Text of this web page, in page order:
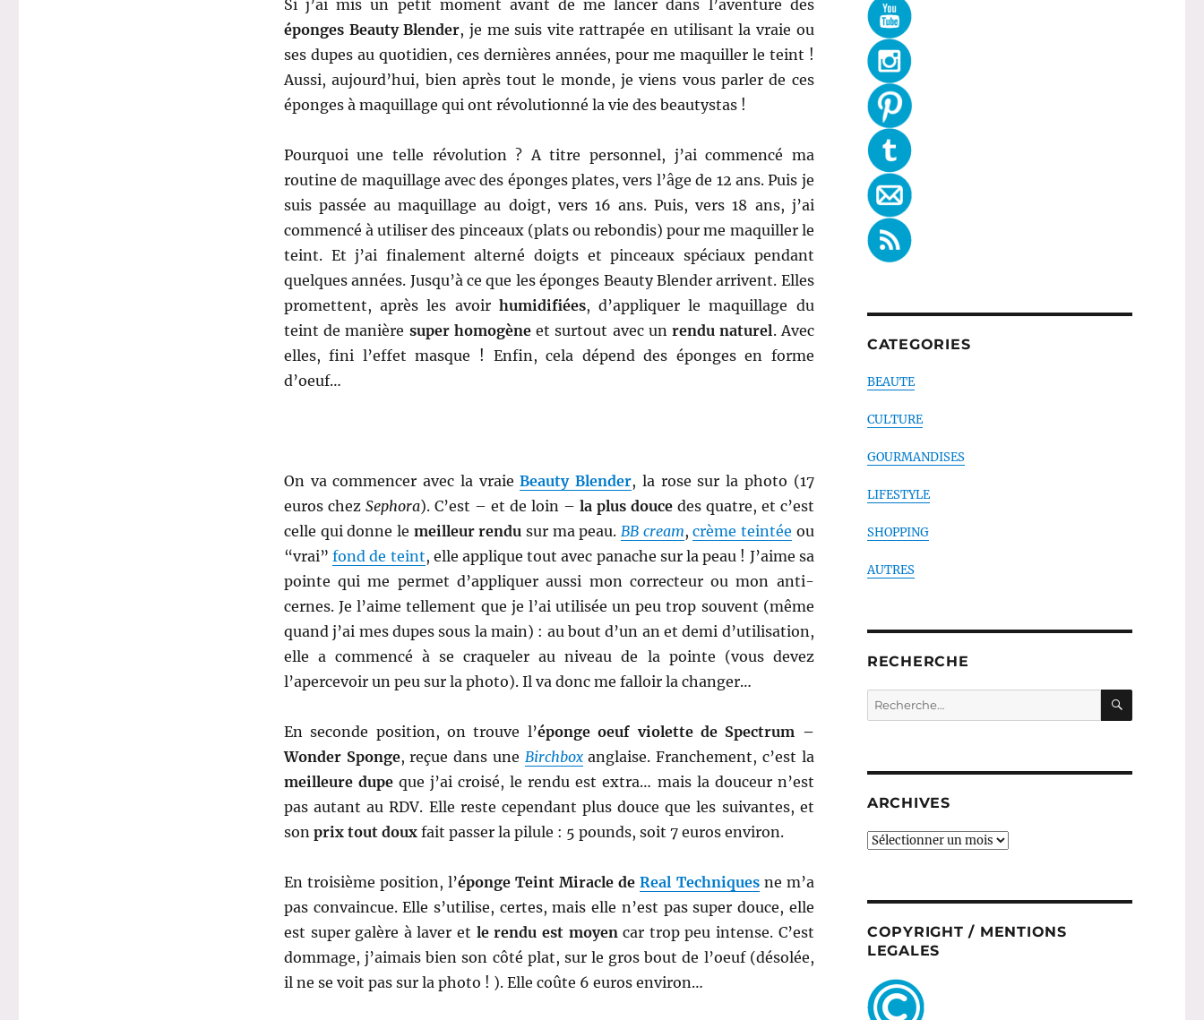
Si j’ai mis un petit moment avant de me lancer dans l’aventure des
éponges Beauty Blender, je me suis vite rattrapée en utilisant la vraie ou
ses dupes au quotidien, ces dernières années, pour me maquiller le teint !
Aussi, aujourd’hui, bien après tout le monde, je viens vous parler de ces
éponges à maquillage qui ont révolutionné la vie des beautystas !
Pourquoi une telle révolution ? A titre personnel, j’ai commencé ma
routine de maquillage avec des éponges plates, vers l’âge de 12 ans. Puis je
suis passée au maquillage au doigt, vers 16 ans. Puis, vers 18 ans, j’ai
commencé à utiliser des pinceaux (plats ou rebondis) pour me maquiller le
teint. Et j’ai finalement alterné doigts et pinceaux spéciaux pendant
quelques années. Jusqu’à ce que les éponges Beauty Blender arrivent. Elles
promettent, après les avoir humidifiées, d’appliquer le maquillage du
teint de manière super homogèneet surtout avec unrendu naturel. Avec
elles, fini l’effet masque ! Enfin, cela dépend des éponges en forme
d’oeuf…
On va commencer avec la vraieBeauty Blender, la rose sur la photo (17
euros chez Sephora). C’est – et de loin – la plus doucedes quatre, et c’est
celle qui donne le meilleur rendu sur ma peau. BB cream,crème teintée ou
“vrai”fond de teint, elle applique tout avec panache sur la peau ! J’aime sa
pointe qui me permet d’appliquer aussi mon correcteur ou mon anti-
cernes. Je l’aime tellement que je l’ai utilisée un peu trop souvent (même
quand j’ai mes dupes sous la main) : au bout d’un an et demi d’utilisation,
elle a commencé à se craqueler au niveau de la pointe (vous devez
l’apercevoir un peu sur la photo). Il va donc me falloir la changer…
En seconde position, on trouve l’éponge oeuf violette de Spectrum –
Wonder Sponge, reçue dans une Birchboxanglaise. Franchement, c’est la
meilleure dupeque j’ai croisé, le rendu est extra… mais la douceur n’est
pas autant au RDV. Elle reste cependant plus douce que les suivantes, et
son prix tout douxfait passer la pilule : 5 pounds, soit 7 euros environ.
En troisième position, l’éponge Teint Miracle deReal Techniquesne m’a
pas convaincue. Elle s’utilise, certes, mais elle n’est pas super douce, elle
est super galère à laver et le rendu est moyen car trop peu intense. C’est
dommage, j’aimais bien son côté plat, sur le gros bout de l’oeuf (désolée,
il ne se voit pas sur la photo ! ). Elle coûte 6 euros environ…
CATEGORIES
BEAUTE
CULTURE
GOURMANDISES
LIFESTYLE
SHOPPING
AUTRES
RECHERCHE
Recherche
pour :
ARCHIVES
ARCHIVES
COPYRIGHT / MENTIONS
LEGALES